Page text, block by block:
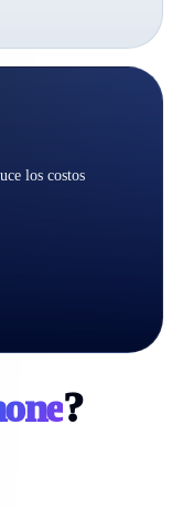
los costos
?